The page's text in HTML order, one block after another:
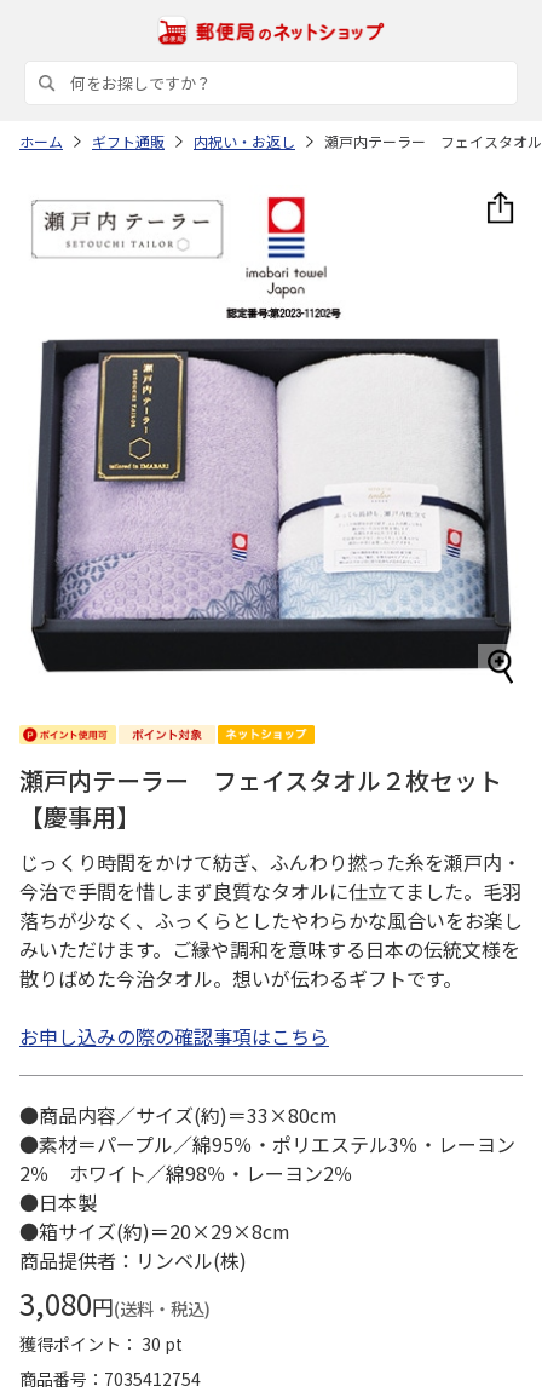
ホーム ギフト通販 内祝い・お返し 瀬戸内テーラー フェイスタオ
瀬戸内テーラー フェイスタオル２枚セット
【慶事用】
じっくり時間をかけて紡ぎ、ふんわり撚った糸を瀬戸内・
今治で手間を惜しまず良質なタオルに仕立てました。毛羽
落ちが少なく、ふっくらとしたやわらかな風合いをお楽し
みいただけます。ご縁や調和を意味する日本の伝統文様を
散りばめた今治タオル。想いが伝わるギフトです。
お申し込みの際の確認事項はこちら
●商品内容／サイズ(約)＝33×80cm
●素材＝パープル／綿95％・ポリエステル3％・レーヨン
2％ ホワイト／綿98％・レーヨン2％
●日本製
●箱サイズ(約)＝20×29×8cm
商品提供者：リンベル(株)
3,080円(送料・税込)
獲得ポイント： 30 pt
商品番号
7035412754